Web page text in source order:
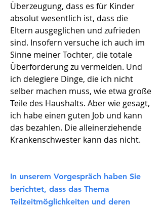
Überzeugung, dass es für Kinder
absolut wesentlich ist, dass die
Eltern ausgeglichen und zufrieden
sind. Insofern versuche ich auch im
Sinne meiner Tochter, die totale
Überforderung zu vermeiden. Und
ich delegiere Dinge, die ich nicht
selber machen muss, wie etwa große
Teile des Haushalts. Aber wie gesagt,
ich habe einen guten Job und kann
das bezahlen. Die alleinerziehende
Krankenschwester kann das nicht.
In unserem Vorgespräch haben Sie
berichtet, dass das Thema
Teilzeitmöglichkeiten und deren